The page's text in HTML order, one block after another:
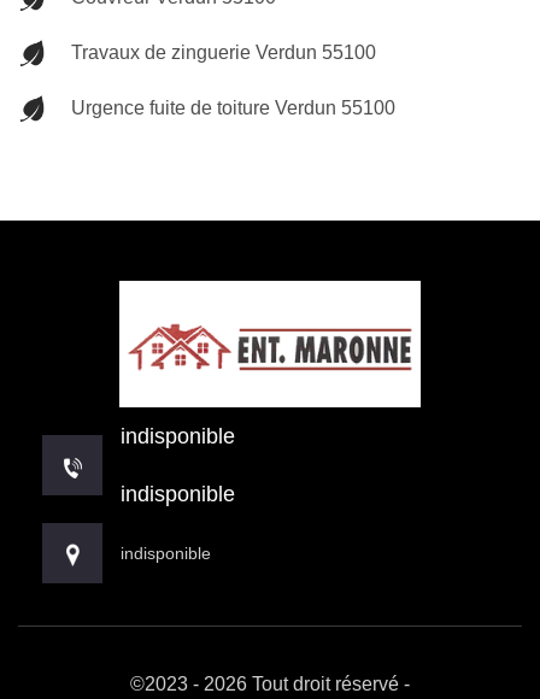
Travaux de zinguerie Verdun 55100
Urgence fuite de toiture Verdun 55100
indisponible
indisponible
indisponible
©2023 - 2026 Tout droit réservé -